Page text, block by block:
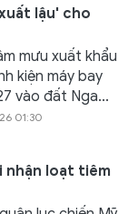
lậu' cho
mưu xuất khẩu
kiện máy bay
vào đất Nga...
01:30
nhận loạt tiêm